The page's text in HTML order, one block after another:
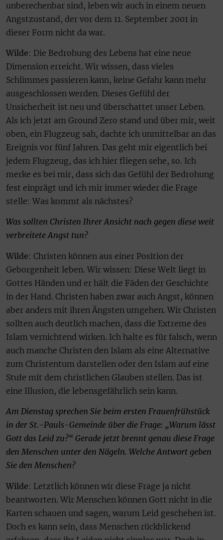
unberechenbar sind, leben wir auch in einem neuen
Angstzustand, der vor dem 11. September 2001 in
dieser Form nicht da war.
Wilde: Die Bedrohung des Lebens hat eine neue
Dimension erreicht. Wir wissen, dass vieles
Schlimmes passieren kann, keine Gefahr kann mehr
ausgeschlossen werden. Dieses Gefühl der
Unsicherheit ist neu und überschattet unser Leben.
Als ich jetzt am Ground Zero stand und über mir, weit
oben, ein Flugzeug sah, dachte ich unmittelbar an das
Ereignis vor fünf Jahren. Das geht mir eigentlich bei
jedem Flugzeug, das ich hier fliegen sehe, so. Ich
merke es bei mir, dass sich das Gefühl der Bedrohung
fest einprägt und ich mir immer wieder die Frage
stelle: Was kommt als nächstes?
Was sollten Christen Ihrer Ansicht nach gegen diese weit
verbreitete Angst tun?
Wilde: Christen können aus einer Position der
Geborgenheit leben. Wir wissen: Diese Welt liegt in
Gottes Händen und er hält die Fäden der Geschichte
in der Hand. Christen haben zwar auch Angst, können
aber anders mit ihren Ängsten umgehen. Wir Christen
sollten auch deutlich machen, dass die Extreme des
Islam vernichtend wirken. Ich halte es für falsch, wenn
auch manche Christen den Islam als eine Alternative
zum Christentum darstellen oder den Islam auf eine
Stufe mit dem christlichen Glauben stellen. Das ist
eine Illusion, die lebensgefährlich sein kann.
Am Dienstag sprechen Sie beim ersten Frauenfrühstück
in der St.-Pauls-Gemeinde über die Frage: „Warum lässt
Gott das Leid zu?“ Gerade jetzt brennt genau diese Frage
den Menschen unter den Nägeln. Welche Antwort geben
Sie den Menschen?
Wilde: Letztlich können wir diese Frage ja nicht
beantworten. Wir Menschen können Gott nicht in die
Karten schauen und sagen, warum Leid geschehen ist.
Doch es kann sein, dass Menschen rückblickend